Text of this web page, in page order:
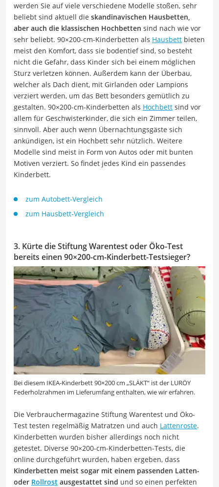
werden Sie auf viele verschiedene Modelle stoßen, sehr
beliebt sind aktuell die skandinavischen Hausbetten,
aber auch die klassischen Hochbetten sind nach wie vor
sehr beliebt. 90×200-cm-Kinderbetten als Hausbett bieten
meist den Komfort, dass sie bodentief sind, so besteht
nicht die Gefahr, dass Kinder sich bei einem möglichen
Sturz verletzen können. Außerdem kann der Überbau,
welcher als Dach dient, mit Girlanden oder Lampions
verziert werden, um das Bett besonders gemütlich zu
gestalten. 90×200-cm-Kinderbetten als Hochbett sind vor
allem für Geschwisterkinder, die sich ein Zimmer teilen,
sinnvoll. Aber auch wenn Übernachtungsgäste sich
ankündigen, ist ein Hochbett sehr nützlich. Weitere
Modelle sind meist in Form von Autos oder mit bunten
Motiven verziert. So findet jedes Kind ein passendes
Kinderbett.
zum Autobett-Vergleich
zum Hausbett-Vergleich
3. Kürte die Stiftung Warentest oder Öko-Test
bereits einen 90×200-cm-Kinderbett-Testsieger?
Bei diesem IKEA-Kinderbett 90×200 cm „SLÄKT“ ist der LURÖY
Federholzrahmen im Lieferumfang enthalten, wie wir erfahren.
Die Verbrauchermagazine Stiftung Warentest und Öko-
Test testen regelmäßig Matratzen und auch Lattenroste.
Kinderbetten wurden bisher allerdings noch nicht
getestet. Diverse 90×200-cm-Kinderbetten-Tests, die
online durchgeführt wurden, haben ergeben, dass
Kinderbetten meist sogar mit einem passenden Latten-
oder Rollrost ausgestattet sind und so einen perfekten